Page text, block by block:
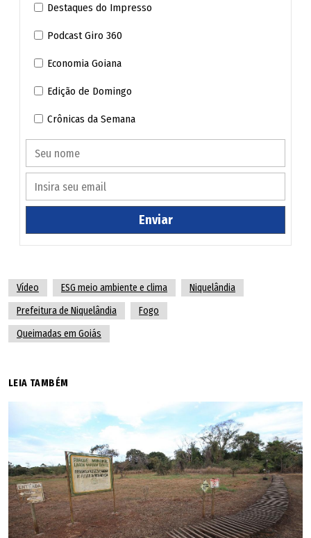
Focos de incêndio em Niquelândia já estão sendo controlados, disse o Corpo de
Bombeiros. (Divulgação/ Corpo de Bombeiros)
Câmera registra passeio de onça-parda com os filhotes
Incêndio destrói área na Chapada dos Veadeiros há
mais de 60 horas; vídeo
Incêndio que já dura quatro dias destrói quase 2 mil
hectares de vegetação em Simolândia
Destaques do Impresso
Podcast Giro 360
Economia Goiana
Edição de Domingo
Crônicas da Semana
Enviar
Vídeo ESG meio ambiente e clima
Niquelândia
Prefeitura de Niquelândia
Fogo
Queimadas em Goiás
LEIA TAMBÉM